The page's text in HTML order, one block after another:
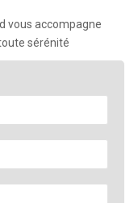
vous accompagne
sérénité